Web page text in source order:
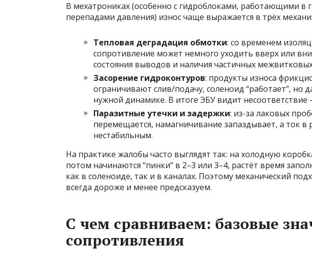
В мехатрониках (особенно с гидроблоками, работающими в
перепадами давления) износ чаще выражается в трёх
Тепловая деградация обмотки: со временем
сопротивление может немного уходить вверх или
состояния выводов и наличия частичных
Засорение гидроконтуров: продукты износа
ограничивают слив/подачу, соленоид “работает”, но
нужной динамике. В итоге ЭБУ видит
Паразитные утечки и задержки: из-за лаковых
перемещается, намагничивание запаздывает, а ток в
нестабильным.
На практике жалобы часто выглядят так: на холодную
потом начинаются “пинки” в 2–3 или 3–4, растёт время
как в соленоиде, так и в каналах. Поэтому механический
всегда дороже и менее предсказуем.
С чем сравниваем: базовые
сопротивления